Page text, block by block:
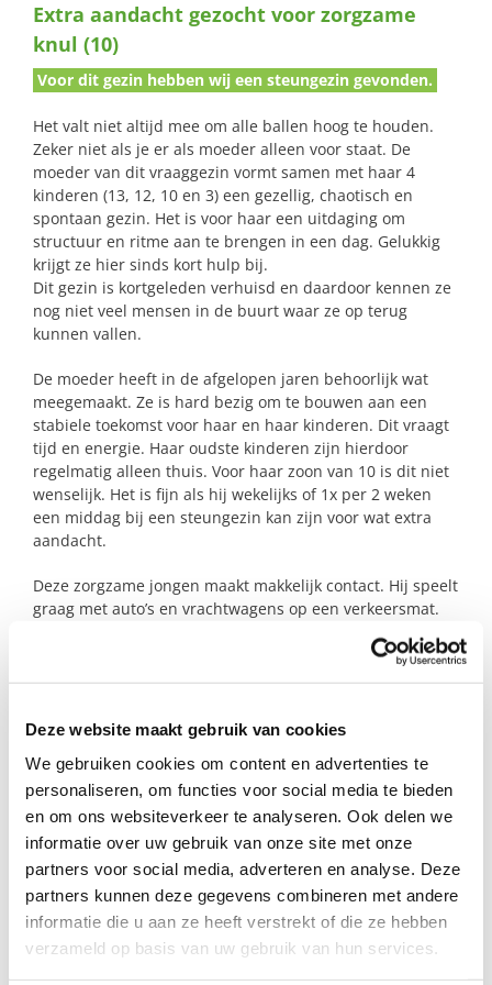
Deze website maakt gebruik van cookies
We gebruiken cookies om content en advertenties te
personaliseren, om functies voor social media te bieden
en om ons websiteverkeer te analyseren. Ook delen we
informatie over uw gebruik van onze site met onze
partners voor social media, adverteren en analyse. Deze
partners kunnen deze gegevens combineren met andere
informatie die u aan ze heeft verstrekt of die ze hebben
verzameld op basis van uw gebruik van hun services.
naar:
Extra aandacht gezocht voor zorgzame
knul (10)
Voor dit gezin hebben wij een steungezin gevonden.
Het valt niet altijd mee om alle ballen hoog te houden.
Zeker niet als je er als moeder alleen voor staat. De
moeder van dit vraaggezin vormt samen met haar 4
kinderen (13, 12, 10 en 3) een gezellig, chaotisch en
spontaan gezin. Het is voor haar een uitdaging om
structuur en ritme aan te brengen in een dag. Gelukkig
krijgt ze hier sinds kort hulp bij.
Dit gezin is kortgeleden verhuisd en daardoor kennen ze
nog niet veel mensen in de buurt waar ze op terug
kunnen vallen.
De moeder heeft in de afgelopen jaren behoorlijk wat
meegemaakt. Ze is hard bezig om te bouwen aan een
stabiele toekomst voor haar en haar kinderen. Dit vraagt
tijd en energie. Haar oudste kinderen zijn hierdoor
regelmatig alleen thuis. Voor haar zoon van 10 is dit niet
wenselijk. Het is fijn als hij wekelijks of 1x per 2 weken
een middag bij een steungezin kan zijn voor wat extra
aandacht.
Deze zorgzame jongen maakt makkelijk contact. Hij speelt
graag met auto’s en vrachtwagens op een verkeersmat.
Buiten vermaakt hij zich met andere kinderen, speelt hij
een potje voetbal of racet op zijn fiets door de wijk. Ook
zit hij op judo.
Gun jij deze jongen ook wat extra aandacht?
Profiel steungezin
Wij zoeken een gezin in (de buurt van) Ochten:
• Waar deze jongen doordeweeks (behalve op
vrijdag) van 14.00 – 17.00 uur welkom is;
• Het is leuk als er een leeftijdsgenootje is, maar
dit is geen must;